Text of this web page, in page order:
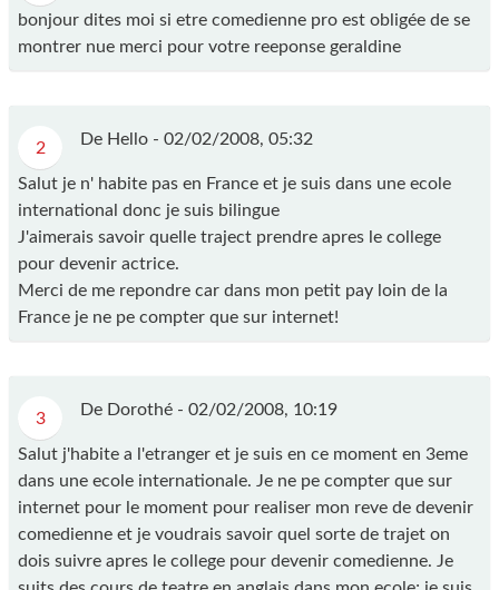
bonjour dites moi si etre comedienne pro est obligée de se
montrer nue merci pour votre reeponse geraldine
2 De Hello - 02/02/2008, 05:32
Salut je n' habite pas en France et je suis dans une ecole
international donc je suis bilingue
J'aimerais savoir quelle traject prendre apres le college
pour devenir actrice.
Merci de me repondre car dans mon petit pay loin de la
France je ne pe compter que sur internet!
3 De Dorothé - 02/02/2008, 10:19
Salut j'habite a l'etranger et je suis en ce moment en 3eme
dans une ecole internationale. Je ne pe compter que sur
internet pour le moment pour realiser mon reve de devenir
comedienne et je voudrais savoir quel sorte de trajet on
dois suivre apres le college pour devenir comedienne. Je